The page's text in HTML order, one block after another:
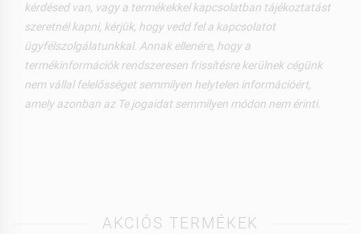
kérdésed van, vagy a termékekkel kapcsolatban tájékoztatást
szeretnél kapni, kérjük, hogy vedd fel a kapcsolatot
ügyfélszolgálatunkkal. Annak ellenére, hogy a
termékinformációk rendszeresen frissítésre kerülnek cégünk
nem vállal felelősséget semmilyen helytelen információért,
amely azonban az Te jogaidat semmilyen módon nem érinti.
AKCIÓS TERMÉKEK